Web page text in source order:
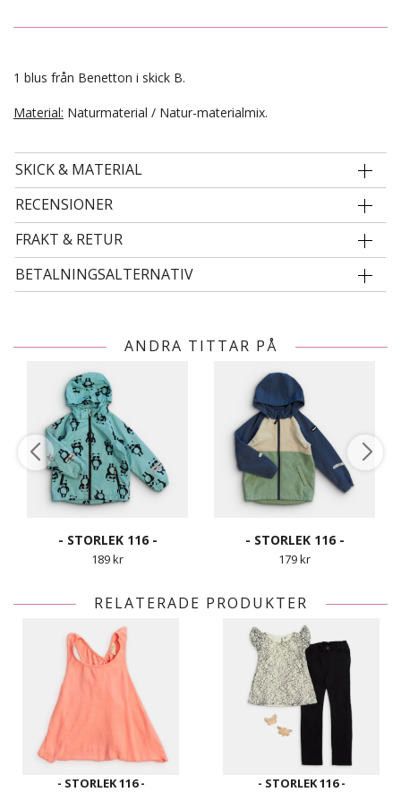
1 blus från Benetton i skick B.
Material: Naturmaterial / Natur-materialmix.
SKICK & MATERIAL
RECENSIONER
FRAKT & RETUR
BETALNINGSALTERNATIV
ANDRA TITTAR PÅ
- STORLEK 116 -
189 kr
- STORLEK 116 -
179 kr
RELATERADE PRODUKTER
- STORLEK 116 -
- STORLEK 116 -